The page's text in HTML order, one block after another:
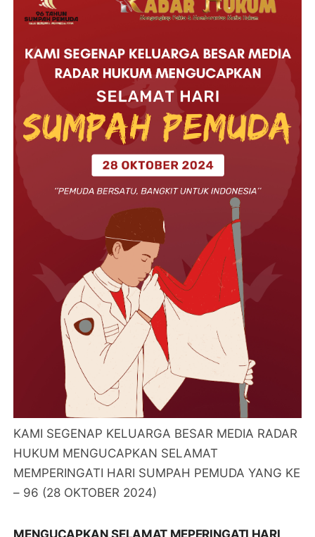
KAMI SEGENAP KELUARGA BESAR MEDIA RADAR
HUKUM MENGUCAPKAN SELAMAT
MEMPERINGATI HARI SUMPAH PEMUDA YANG KE
– 96 (28 OKTOBER 2024)
MENGUCAPKAN SELAMAT MEPERINGATI HARI